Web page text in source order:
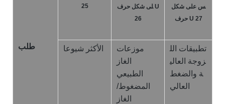
طلب الأكثر شيوعا
موزعات
الغاز
الطبيعي
المضغوط/
الغاز
تطبيقات الل
زوجة العالي
ة والضغط
العالي